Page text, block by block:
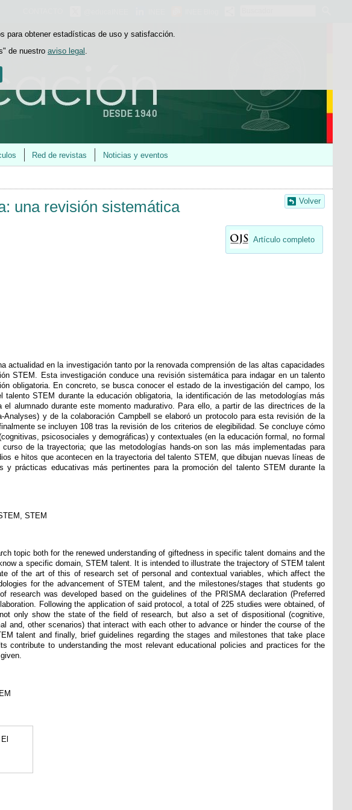
para obtener estadísticas de uso y satisfacción.
de nuestro aviso legal
Red de revistas Noticias y eventos
Volver
una revisión sistemática
Artículo completo
en la investigación tanto por la renovada comprensión de las altas capacidades
STEM. Esta investigación conduce una revisión sistemática para indagar en un talento
obligatoria. En concreto, se busca conocer el estado de la investigación del campo, los
STEM durante la educación obligatoria, la identificación de las metodologías más
alumnado durante este momento madurativo. Para ello, a partir de las directrices de la
y de la colaboración Campbell se elaboró un protocolo para esta revisión de la
se incluyen 108 tras la revisión de los criterios de elegibilidad. Se concluye cómo
psicosociales y demográficas) y contextuales (en la educación formal, no formal
de la trayectoria; que las metodologías hands-on son las más implementadas para
e hitos que acontecen en la trayectoria del talento STEM, que dibujan nuevas líneas de
prácticas educativas más pertinentes para la promoción del talento STEM durante la
STEM
topic both for the renewed understanding of giftedness in specific talent domains and the
a specific domain, STEM talent. It is intended to illustrate the trajectory of STEM talent
of the art of this of research set of personal and contextual variables, which affect the
for the advancement of STEM talent, and the milestones/stages that students go
was developed based on the guidelines of the PRISMA declaration (Preferred
Following the application of said protocol, a total of 225 studies were obtained, of
only show the state of the field of research, but also a set of dispositional (cognitive,
and, other scenarios) that interact with each other to advance or hinder the course of the
talent and finally, brief guidelines regarding the stages and milestones that take place
to understanding the most relevant educational policies and practices for the